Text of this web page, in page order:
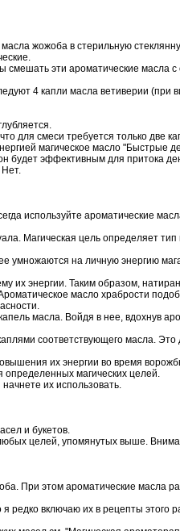
жожоба в стерильную
смешать эти ароматические масла с
4 капли масла ветиверии (при
для смеси требуется только две
магическое масло "Быстрые
будет эффективным для притока
используйте ароматические
Магическая цель определяет тип
умножаются на личную энергию
их энергии. Таким образом,
масло храбрости
масла. Войдя в нее, вдохнув
соответствующего масла. Это
их энергии во время
магических целей.
их использовать.
и букетов.
целей, упомянутых выше.
При этом ароматические масла
редко включаю их в рецепты этого